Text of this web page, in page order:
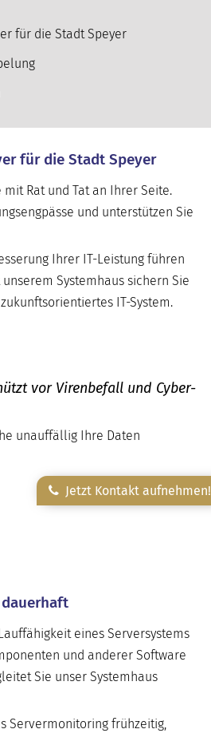
für die Stadt Speyer
für die Stadt Speyer
Rat und Tat an Ihrer Seite.
und unterstützen Sie
Ihrer IT-Leistung führen
Systemhaus sichern Sie
IT-System.
vor Virenbefall und Cyber-
unauffällig Ihre Daten
Jetzt Kontakt aufnehmen!
eines Serversystems
und anderer Software
Sie unser Systemhaus
Servermonitoring frühzeitig,